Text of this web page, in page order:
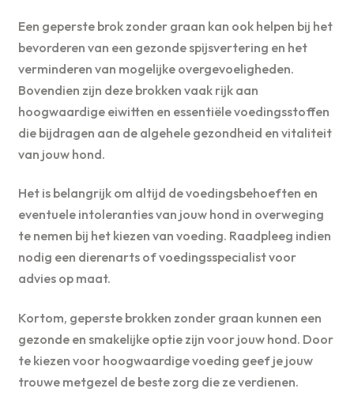
Een geperste brok zonder graan kan ook helpen bij het
bevorderen van een gezonde spijsvertering en het
verminderen van mogelijke overgevoeligheden.
Bovendien zijn deze brokken vaak rijk aan
hoogwaardige eiwitten en essentiële voedingsstoffen
die bijdragen aan de algehele gezondheid en vitaliteit
van jouw hond.
Het is belangrijk om altijd de voedingsbehoeften en
eventuele intoleranties van jouw hond in overweging
te nemen bij het kiezen van voeding. Raadpleeg indien
nodig een dierenarts of voedingsspecialist voor
advies op maat.
Kortom, geperste brokken zonder graan kunnen een
gezonde en smakelijke optie zijn voor jouw hond. Door
te kiezen voor hoogwaardige voeding geef je jouw
trouwe metgezel de beste zorg die ze verdienen.